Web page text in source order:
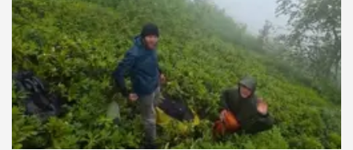
16.07.2026 Gündem